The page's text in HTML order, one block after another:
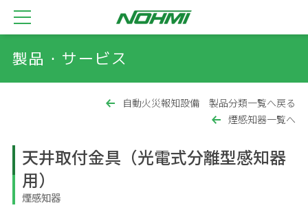
製品・サービス
自動火災報知設備 製品分類一覧へ戻る
煙感知器一覧へ
天井取付金具（光電式分離型感知器
用）
煙感知器